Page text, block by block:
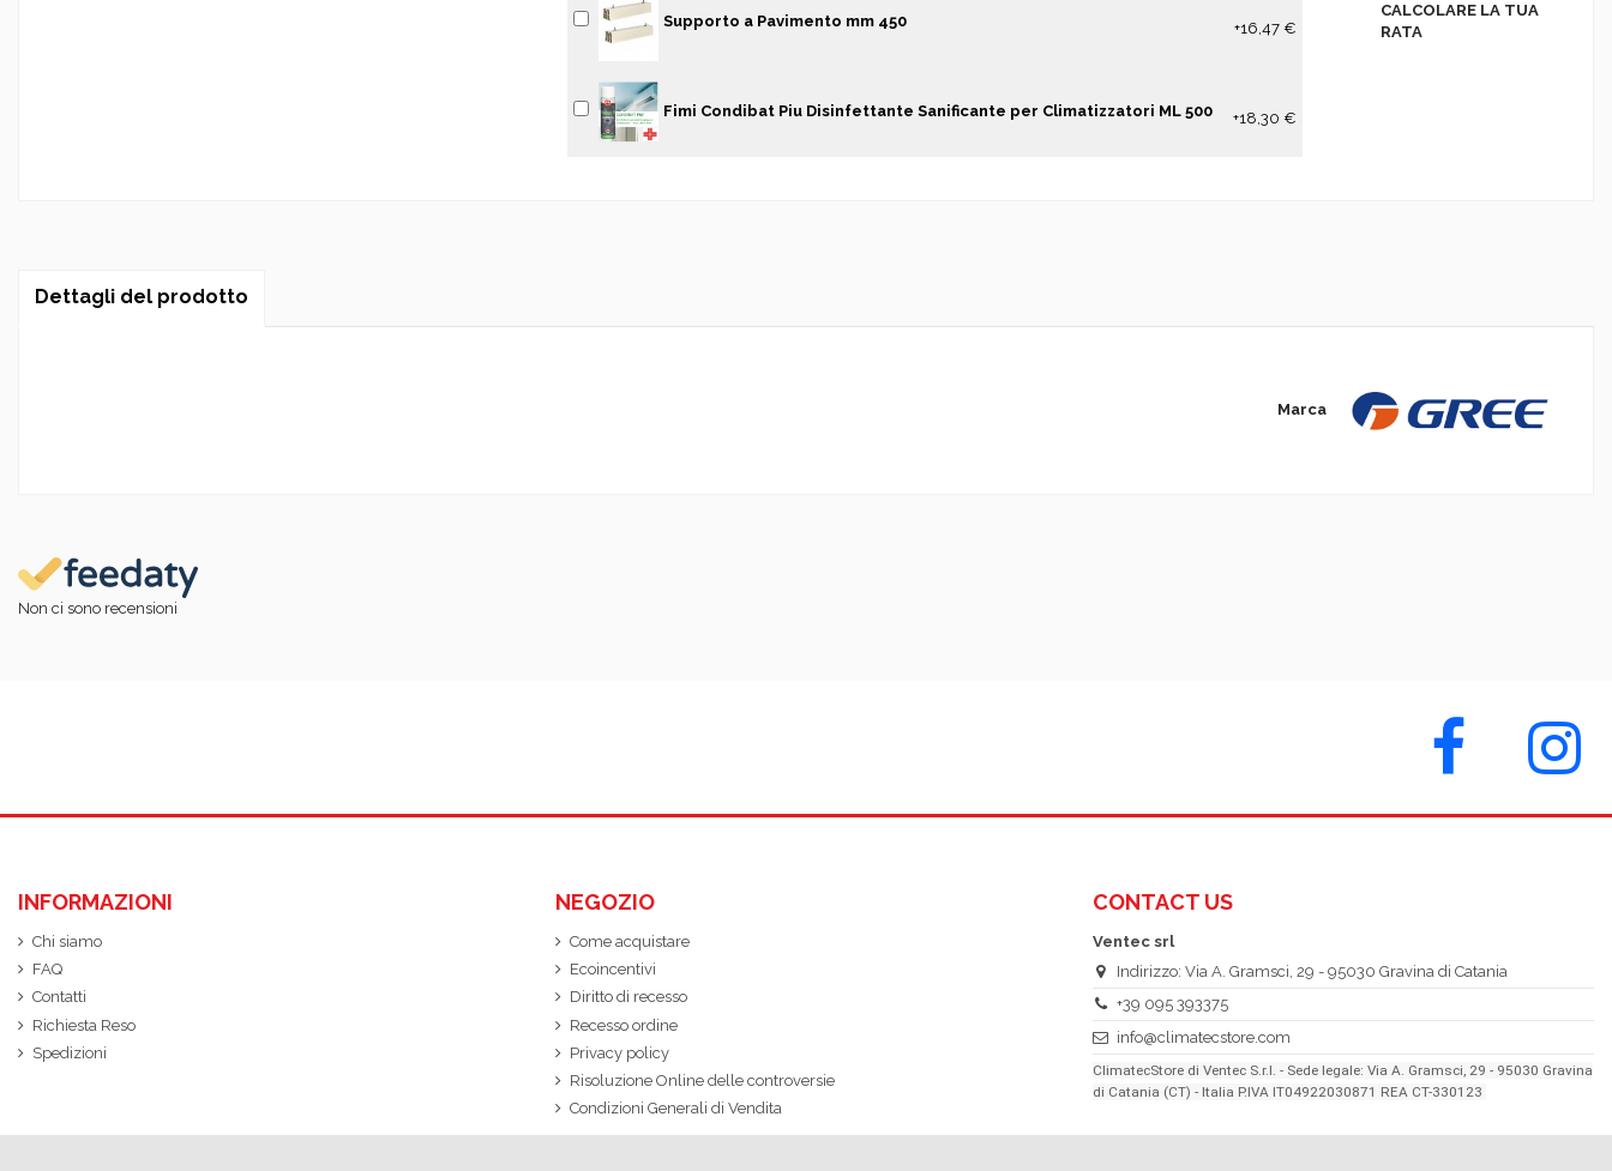
Supporto a Pavimento mm 450 +16,47 €
Fimi Condibat Piu Disinfettante Sanificante per Climatizzatori ML 500 +18,30 €
CALCOLARE LA TUA
RATA
Dettagli del prodotto
Marca
Non ci sono recensioni
INFORMAZIONI
Chi siamo
FAQ
Contatti
Richiesta Reso
Spedizioni
NEGOZIO
Come acquistare
Ecoincentivi
Diritto di recesso
Recesso ordine
Privacy policy
Risoluzione Online delle controversie
Condizioni Generali di Vendita
CONTACT US
Ventec srl
Indirizzo: Via A. Gramsci, 29 - 95030 Gravina di Catania
+39 095 393375
info@climatecstore.com
ClimatecStore di Ventec S.r.l. - Sede legale: Via A. Gramsci, 29 - 95030 Gravina
di Catania (CT) - Italia P.IVA IT04922030871 REA CT-330123